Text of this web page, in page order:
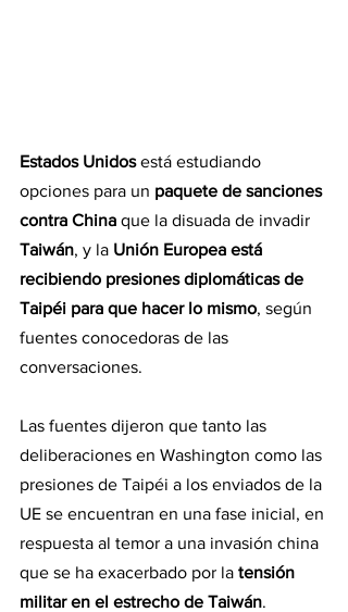
Estados Unidos está estudiando
opciones para un paquete de sanciones
contra China que la disuada de invadir
Taiwán, y la Unión Europea está
recibiendo presiones diplomáticas de
Taipéi para que hacer lo mismo, según
fuentes conocedoras de las
conversaciones.
Las fuentes dijeron que tanto las
deliberaciones en Washington como las
presiones de Taipéi a los enviados de la
UE se encuentran en una fase inicial, en
respuesta al temor a una invasión china
que se ha exacerbado por la tensión
militar en el estrecho de Taiwán.